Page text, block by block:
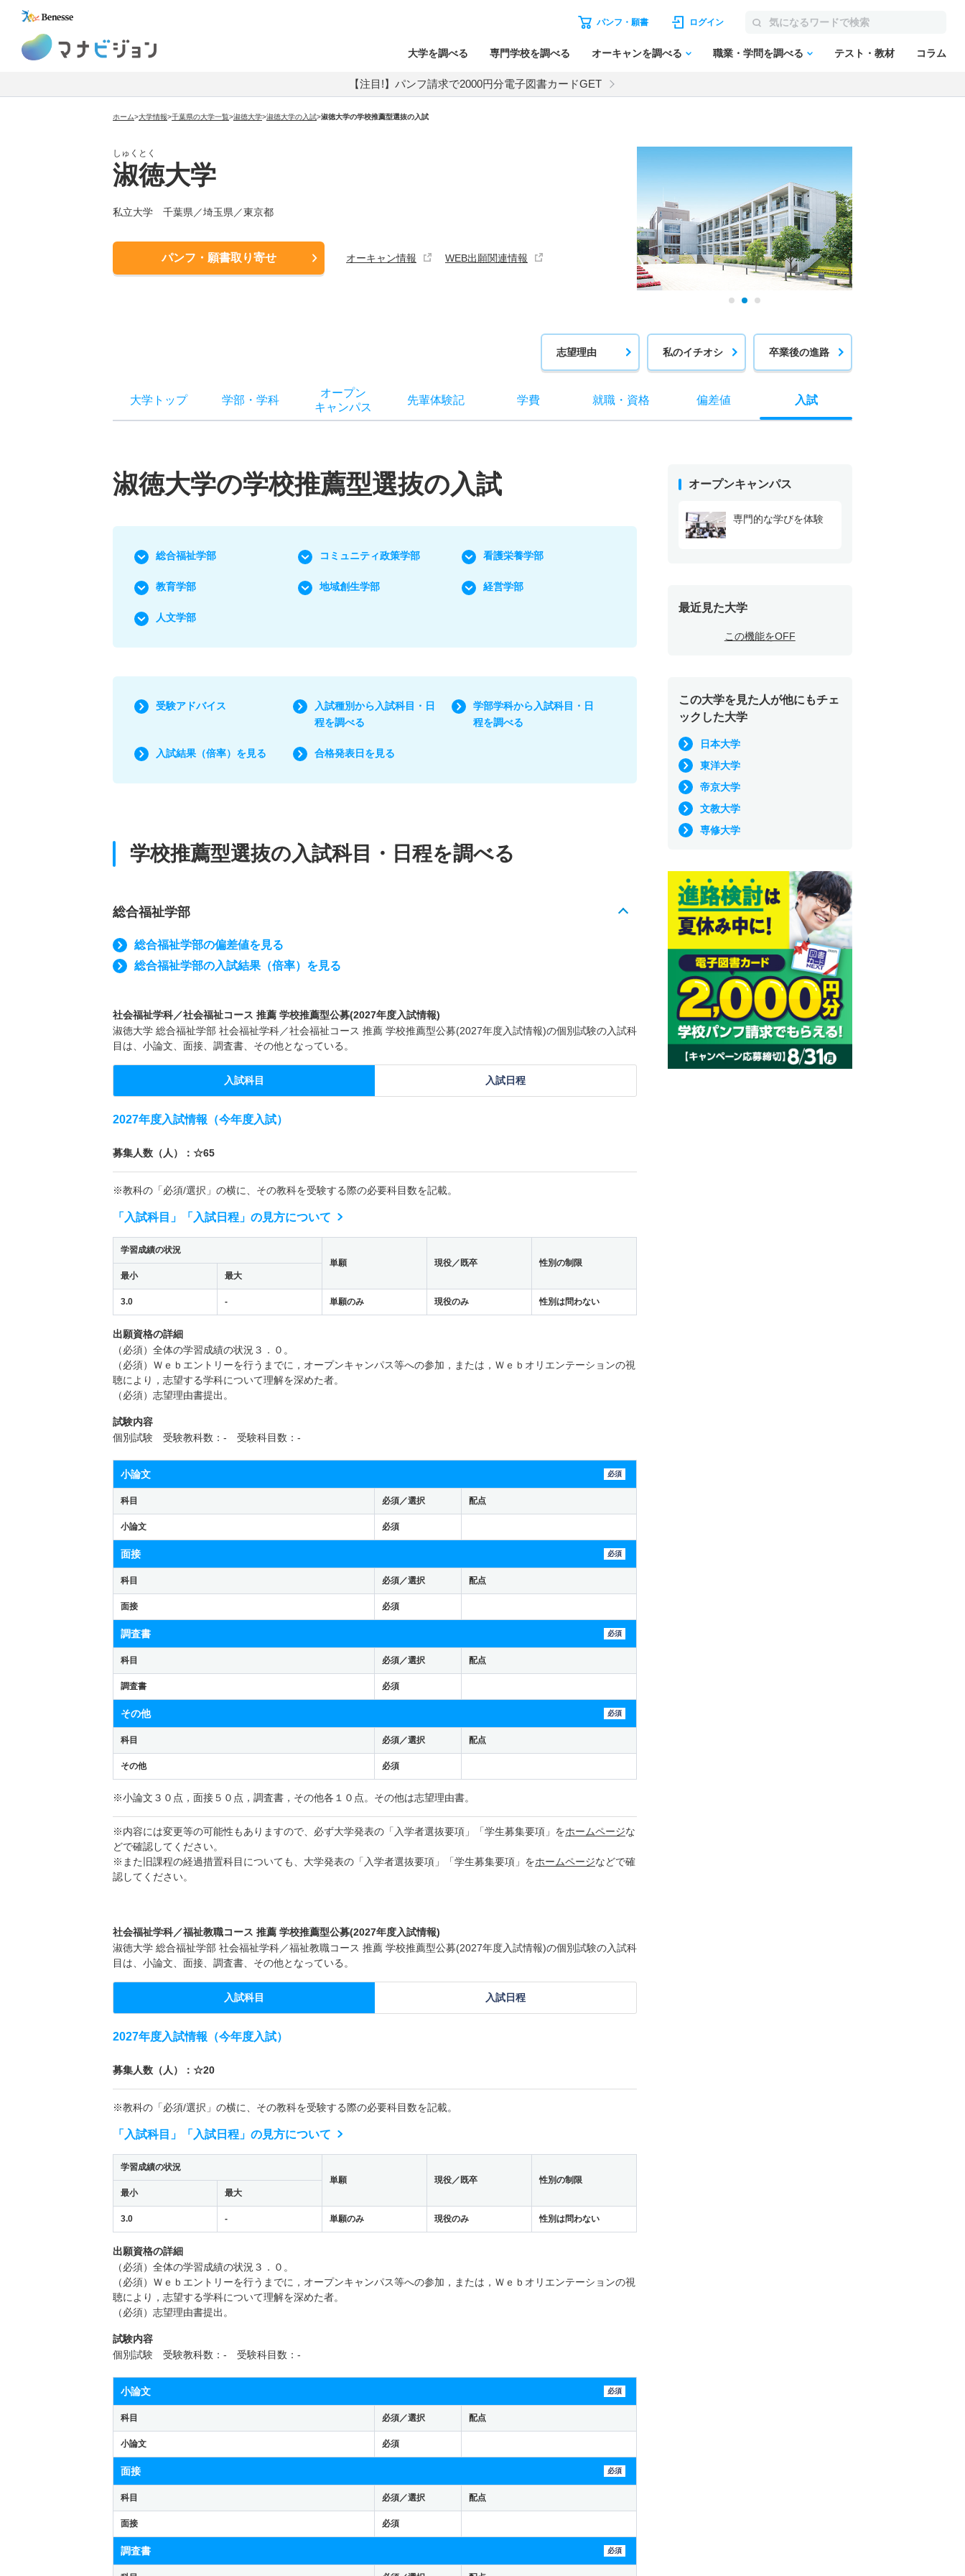
パンフ・願書 ログイン
大学を調べる 専門学校を調べる オーキャンを調べる 職業・学問を調べる テスト・教材 コラム
【注目!】パンフ請求で2000円分電子図書カードGET
ホーム>大学情報>千葉県の大学一覧>淑徳大学>淑徳大学の入試>淑徳大学の学校推薦型選抜の入試
しゅくとく
淑徳大学
私立大学 千葉県／埼玉県／東京都
パンフ・願書取り寄せ オーキャン情報 WEB出願関連情報
志望理由 私のイチオシ 卒業後の進路
大学トップ 学部 ・ 学科
オープン
キャンパス
先輩体験記 学費 就職・ 資格 偏差値 入試
淑徳大学の学校推薦型選抜の入試
総合福祉学部 コミュニティ政策学部 看護栄養学部
教育学部 地域創生学部 経営学部
人文学部
受験アドバイス
入試種別から入試科目・日
程を調べる
学部学科から入試科目・日
程を調べる
入試結果（倍率）を見る 合格発表日を見る
学校推薦型選抜の入試科目・日程を調べる
総合福祉学部
総合福祉学部の偏差値を見る
総合福祉学部の入試結果（倍率）を見る
社会福祉学科／社会福祉コース 推薦 学校推薦型公募(2027年度入試情報)
淑徳大学 総合福祉学部 社会福祉学科／社会福祉コース 推薦 学校推薦型公募(2027年度入試情報)の個別試験の入試科
目は、小論文、面接、調査書、その他となっている。
入試科目 入試日程
2027年度入試情報（今年度入試）
募集人数（人）：☆65
※教科の「必須/選択」の横に、その教科を受験する際の必要科目数を記載。
「入試科目」「入試日程」の見方について
学習成績の状況
単願
現役／既卒
性別の制限
最小
最大
3.0 - 単願のみ 現役のみ 性別は問わない
出願資格の詳細
（必須）全体の学習成績の状況３．０。
（必須）Ｗｅｂエントリーを行うまでに，オープンキャンパス等への参加，または，Ｗｅｂオリエンテーションの視
聴により，志望する学科について理解を深めた者。
（必須）志望理由書提出。
試験内容
個別試験 受験教科数：- 受験科目数：-
小論文 必須
科目 必須／選択 配点
小論文 必須
面接 必須
科目 必須／選択 配点
面接 必須
調査書 必須
科目 必須／選択 配点
調査書 必須
その他 必須
科目 必須／選択 配点
その他 必須
※小論文３０点，面接５０点，調査書，その他各１０点。その他は志望理由書。
※内容には変更等の可能性もありますので、必ず大学発表の「入学者選抜要項」「学生募集要項」をホームページな
どで確認してください。
※また旧課程の経過措置科目についても、大学発表の「入学者選抜要項」「学生募集要項」をホームページなどで確
認してください。
社会福祉学科／福祉教職コース 推薦 学校推薦型公募(2027年度入試情報)
淑徳大学 総合福祉学部 社会福祉学科／福祉教職コース 推薦 学校推薦型公募(2027年度入試情報)の個別試験の入試科
目は、小論文、面接、調査書、その他となっている。
入試科目 入試日程
2027年度入試情報（今年度入試）
募集人数（人）：☆20
※教科の「必須/選択」の横に、その教科を受験する際の必要科目数を記載。
「入試科目」「入試日程」の見方について
学習成績の状況
単願
現役／既卒
性別の制限
最小
最大
3.0 - 単願のみ 現役のみ 性別は問わない
出願資格の詳細
（必須）全体の学習成績の状況３．０。
（必須）Ｗｅｂエントリーを行うまでに，オープンキャンパス等への参加，または，Ｗｅｂオリエンテーションの視
聴により，志望する学科について理解を深めた者。
（必須）志望理由書提出。
試験内容
個別試験 受験教科数：- 受験科目数：-
小論文 必須
科目 必須／選択 配点
小論文 必須
面接 必須
科目 必須／選択 配点
面接 必須
調査書 必須
オープンキャンパス
専門的な学びを体験
最近見た大学
この機能をOFF
この大学を見た人が他にもチェ
ックした大学
日本大学
東洋大学
帝京大学
文教大学
専修大学